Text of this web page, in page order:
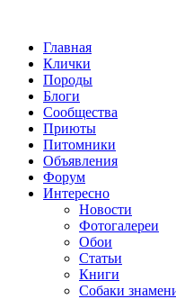
Главная
Клички
Породы
Блоги
Сообщества
Приюты
Питомники
Объявления
Форум
Интересно
Новости
Фотогалереи
Обои
Статьи
Книги
Собаки